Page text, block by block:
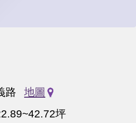
路
地圖
坪